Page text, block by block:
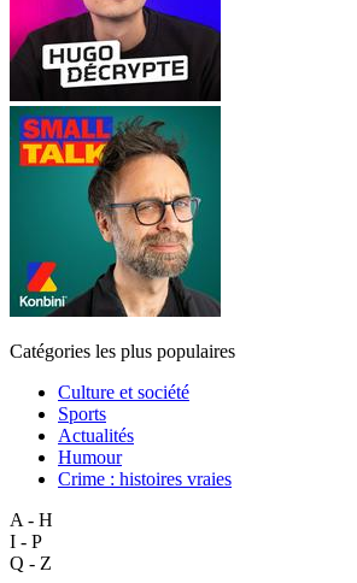
Catégories les plus populaires
Culture et société
Sports
Actualités
Humour
Crime : histoires vraies
A - H
I - P
Q - Z